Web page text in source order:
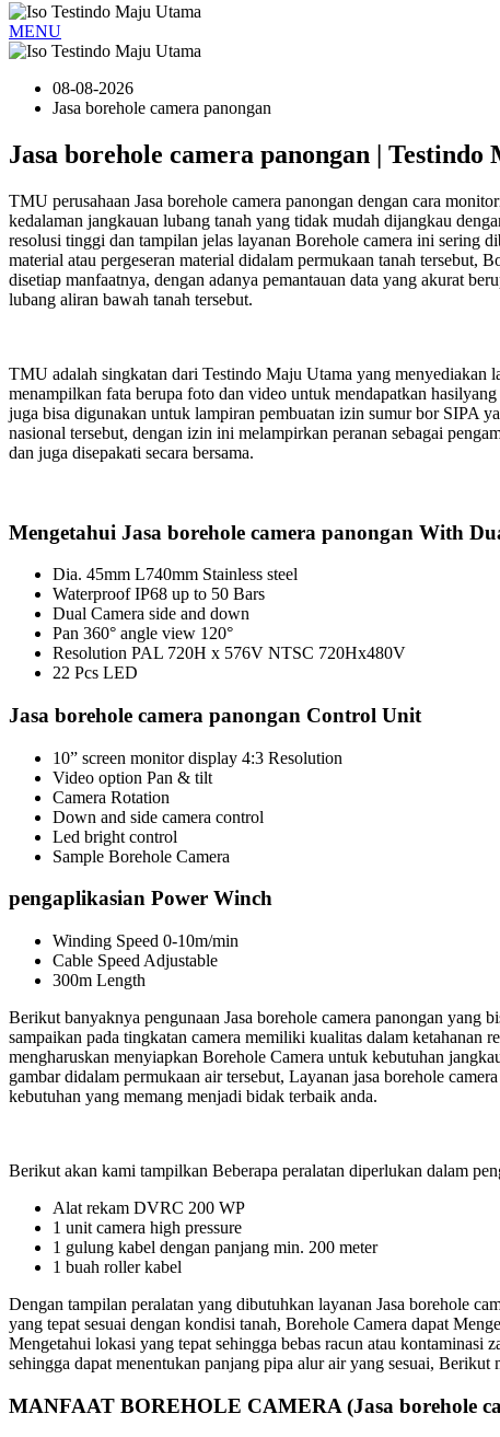
MENU
08-08-2026
Jasa borehole camera panongan
Jasa borehole camera panongan | Testindo
TMU perusahaan Jasa borehole camera panongan dengan cara
kedalaman jangkauan lubang tanah yang tidak mudah dijangkau
resolusi tinggi dan tampilan jelas layanan Borehole camera ini sering
material atau pergeseran material didalam permukaan tanah
disetiap manfaatnya, dengan adanya pemantauan data yang akurat
lubang aliran bawah tanah tersebut.
TMU adalah singkatan dari Testindo Maju Utama yang menyediakan
menampilkan fata berupa foto dan video untuk mendapatkan
juga bisa digunakan untuk lampiran pembuatan izin sumur bor SIPA
nasional tersebut, dengan izin ini melampirkan peranan sebagai
dan juga disepakati secara bersama.
Mengetahui Jasa borehole camera panongan With
Dia. 45mm L740mm Stainless steel
Waterproof IP68 up to 50 Bars
Dual Camera side and down
Pan 360° angle view 120°
Resolution PAL 720H x 576V NTSC 720Hx480V
22 Pcs LED
Jasa borehole camera panongan Control Unit
10” screen monitor display 4:3 Resolution
Video option Pan & tilt
Camera Rotation
Down and side camera control
Led bright control
Sample Borehole Camera
pengaplikasian Power Winch
Winding Speed 0-10m/min
Cable Speed Adjustable
300m Length
Berikut banyaknya pengunaan Jasa borehole camera panongan yang
sampaikan pada tingkatan camera memiliki kualitas dalam ketahanan
mengharuskan menyiapkan Borehole Camera untuk kebutuhan
gambar didalam permukaan air tersebut, Layanan jasa borehole
kebutuhan yang memang menjadi bidak terbaik anda.
Berikut akan kami tampilkan Beberapa peralatan diperlukan dalam
Alat rekam DVRC 200 WP
1 unit camera high pressure
1 gulung kabel dengan panjang min. 200 meter
1 buah roller kabel
Dengan tampilan peralatan yang dibutuhkan layanan Jasa borehole
yang tepat sesuai dengan kondisi tanah, Borehole Camera dapat
Mengetahui lokasi yang tepat sehingga bebas racun atau kontaminasi
sehingga dapat menentukan panjang pipa alur air yang sesuai,
MANFAAT BOREHOLE CAMERA (Jasa borehole